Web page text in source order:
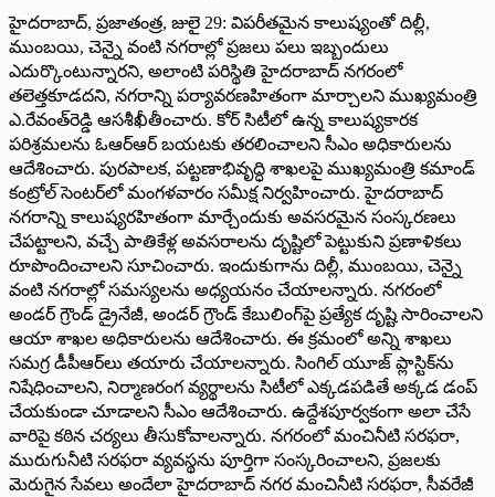
హైదరాబాద్‌, ప్రజాతంత్ర, జులై 29: విపరీతమైన కాలుష్యంతో దిల్లీ,
ముంబయి, చెన్నై వంటి నగరాల్లో ప్రజలు పలు ఇబ్బందులు
ఎదుర్కొంటున్నారని, అలాంటి పరిస్థితి హైదరాబాద్‌ నగరంలో
తలెత్తకూడదని, నగరాన్ని పర్యావరణహితంగా మార్చాలని ముఖ్యమంత్రి
ఎ.రేవంత్‌రెడ్డి ఆసశీఖీతీంచారు. కోర్‌ సిటీలో ఉన్న కాలుష్యకారక
పరిశ్రమలను ఓఆర్‌ఆర్‌ బయటకు తరలించాలని సీఎం అధికారులను
ఆదేశించారు. పురపాలక, పట్టణాభివృద్ధి శాఖలపై ముఖ్యమంత్రి కమాండ్‌
కంట్రోల్‌ సెంటర్‌లో మంగళవారం సమీక్ష నిర్వహించారు. హైదరాబాద్‌
నగరాన్ని కాలుష్యరహితంగా మార్చేందుకు అవసరమైన సంస్కరణలు
చేపట్టాలని, వచ్చే పాతికేళ్ల అవసరాలను దృష్టిలో పెట్టుకుని ప్రణాళికలు
రూపొందించాలని సూచించారు. ఇందుకుగాను దిల్లీ, ముంబయి, చెన్నై
వంటి నగరాల్లో సమస్యలను అధ్యయనం చేయాలన్నారు. నగరంలో
అండర్‌ గ్రౌండ్‌ డ్రైనేజీ, అండర్‌ గ్రౌండ్‌ కేబులింగ్‌పై ప్రత్యేక దృష్టి సారించాలని
ఆయా శాఖల అధికారులను ఆదేశించారు. ఈ క్రమంలో అన్ని శాఖలు
సమగ్ర డీపీఆర్‌లు తయారు చేయాలన్నారు. సింగిల్‌ యూజ్‌ ప్లాస్టిక్‌ను
నిషేధించాలని, నిర్మాణరంగ వ్యర్థాలను సిటీలో ఎక్కడపడితే అక్కడ డంప్‌
చేయకుండా చూడాలని సీఎం ఆదేశించారు. ఉద్దేశపూర్వకంగా అలా చేసే
వారిపై కఠిన చర్యలు తీసుకోవాలన్నారు. నగరంలో మంచినీటి సరఫరా,
మురుగునీటి సరఫరా వ్యవస్థను పూర్తిగా సంస్కరించాలని, ప్రజలకు
మెరుగైన సేవలు అందేలా హైదరాబాద్‌ నగర మంచినీటి సరఫరా, సీవరేజీ